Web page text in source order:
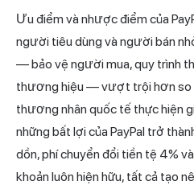
Ưu điểm và nhược điểm của
người tiêu dùng và người bán
— bảo vệ người mua, quy trình
thương hiệu — vượt trội hơn so
thương nhân quốc tế thực hiện
những bất lợi của PayPal trở
dồn, phí chuyển đổi tiền tệ 4%
khoản luôn hiện hữu, tất cả tạo